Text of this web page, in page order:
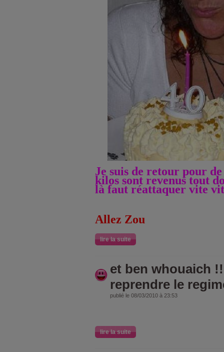
Je suis de retour pour
kilos sont revenus tout
là faut réattaquer vite
Allez Zou
lire la suite
et ben whouaich
reprendre le
publié le 08/03/2010 à 23:53
lire la suite